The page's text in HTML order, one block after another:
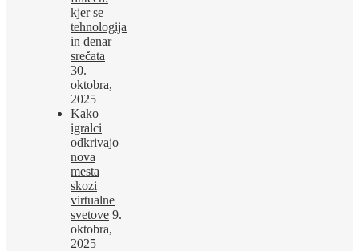
kjer se
tehnologija
in denar
srečata
30.
oktobra,
2025
Kako
igralci
odkrivajo
nova
mesta
skozi
virtualne
svetove 9.
oktobra,
2025